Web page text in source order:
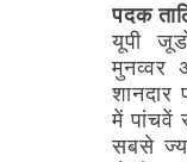
पदक
यूपी
मुनव्वर
शानदार
में पांचवें
सबसे